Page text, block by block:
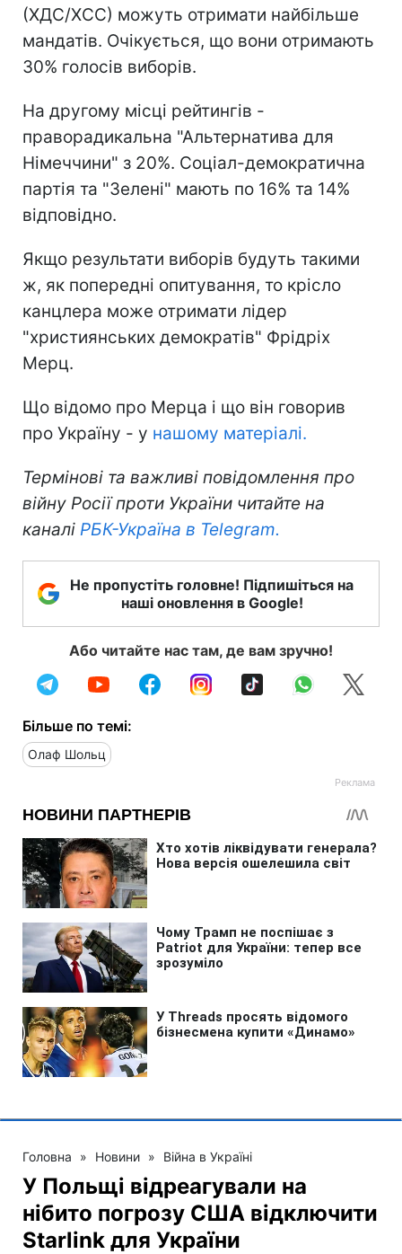
(ХДС/ХСС) можуть отримати найбільше
мандатів. Очікується, що вони отримають
30% голосів виборів.
На другому місці рейтингів -
праворадикальна "Альтернатива для
Німеччини" з 20%. Соціал-демократична
партія та "Зелені" мають по 16% та 14%
відповідно.
Якщо результати виборів будуть такими
ж, як попередні опитування, то крісло
канцлера може отримати лідер
"християнських демократів" Фрідріх
Мерц.
Що відомо про Мерца і що він говорив
про Україну - у нашому матеріалі.
Термінові та важливі повідомлення про
війну Росії проти України читайте на
каналі РБК-Україна в Telegram.
Не пропустіть головне! Підпишіться на
наші оновлення в Google!
Або читайте нас там, де вам зручно!
Більше по темі:
Олаф Шольц
Головна » Новини » Війна в Україні
У Польщі відреагували на
нібито погрозу США відключити
Starlink для України